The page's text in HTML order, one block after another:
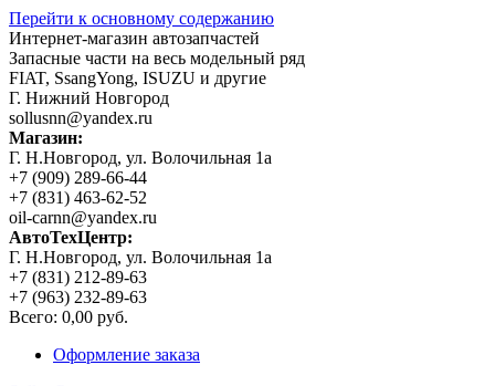
Перейти к основному содержанию
Интернет-магазин автозапчастей
Запасные части на весь модельный ряд
FIAT, SsangYong, ISUZU и другие
Г. Нижний Новгород
sollusnn@yandex.ru
Магазин:
Г. Н.Новгород, ул. Волочильная 1а
+7 (909) 289-66-44
+7 (831) 463-62-52
oil-carnn@yandex.ru
АвтоТехЦентр:
Г. Н.Новгород, ул. Волочильная 1а
+7 (831) 212-89-63
+7 (963) 232-89-63
Всего: 0,00 руб.
Оформление заказа